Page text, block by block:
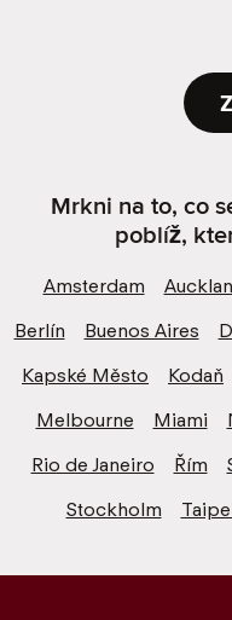
Mrkni na to, co
poblíž,
Amsterdam
Berlín
Buenos Aires
Kapské Město
Kodaň
Melbourne
Miami
Rio de Janeiro
Řím
Stockholm